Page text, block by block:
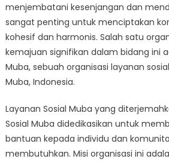
menjembatani kesenjangan dan
sangat penting untuk menciptakan
kohesif dan harmonis. Salah satu
kemajuan signifikan dalam bidang ini
Muba, sebuah organisasi layanan
Muba, Indonesia.
Layanan Sosial Muba yang
Sosial Muba didedikasikan untuk
bantuan kepada individu dan
membutuhkan. Misi organisasi ini